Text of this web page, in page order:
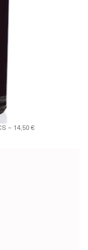
– 14,50 €